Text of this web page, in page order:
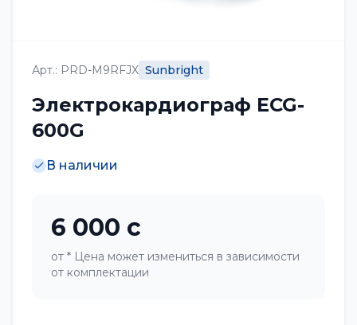
Арт.: PRD-M9RFJX Sunbright
Электрокардиограф ECG-
600G
В наличии
6 000 с
от * Цена может измениться в зависимости
от комплектации